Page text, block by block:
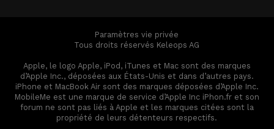
Paramètres vie privée
Tous droits réservés Keleops AG
Apple, le logo Apple, iPod, iTunes et Mac sont des marques
d’Apple Inc., déposées aux États-Unis et dans d’autres pays.
iPhone et MacBook Air sont des marques déposées d’Apple Inc.
MobileMe est une marque de service d’Apple Inc iPhon.fr et son
forum ne sont pas liés à Apple et les marques citées sont la
propriété de leurs détenteurs respectifs.